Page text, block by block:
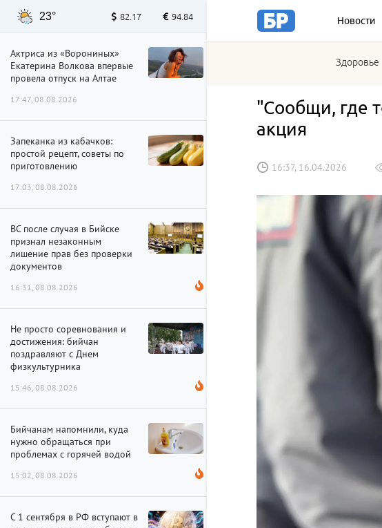
Новости
Здоровье
23° 82.17 94.84
Актриса из «Ворониных»
Екатерина Волкова впервые
провела отпуск на Алтае
17:47, 08.08.2026
Запеканка из кабачков:
простой рецепт, советы по
приготовлению
17:03, 08.08.2026
ВС после случая в Бийске
признал незаконным
лишение прав без проверки
документов
16:31, 08.08.2026
Не просто соревнования и
достижения: бийчан
поздравляют с Днем
физкультурника
15:46, 08.08.2026
Бийчанам напомнили, куда
нужно обращаться при
проблемах с горячей водой
15:02, 08.08.2026
С 1 сентября в РФ вступают в
"Сообщи, где
акция
16:37, 16.04.2026